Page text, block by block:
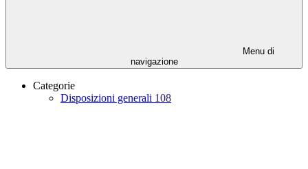
Menu di
navigazione
Categorie
Disposizioni generali 108